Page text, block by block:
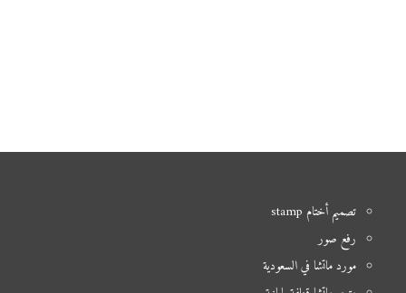
تصميم أختام stamp
رفع صور
مورد ماتشا في السعودية